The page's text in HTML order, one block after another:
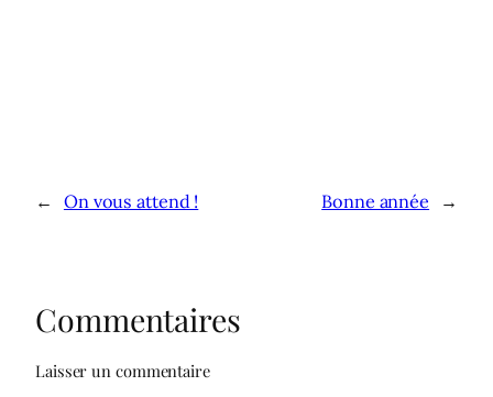
← On vous attend ! Bonne année →
Commentaires
Laisser un commentaire